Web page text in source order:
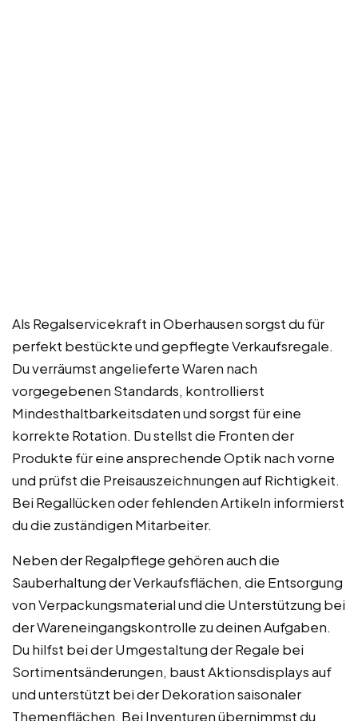
Als Regalservicekraft in Oberhausen sorgst du für
perfekt bestückte und gepflegte Verkaufsregale.
Du verräumst angelieferte Waren nach
vorgegebenen Standards, kontrollierst
Mindesthaltbarkeitsdaten und sorgst für eine
korrekte Rotation. Du stellst die Fronten der
Produkte für eine ansprechende Optik nach vorne
und prüfst die Preisauszeichnungen auf Richtigkeit.
Bei Regallücken oder fehlenden Artikeln informierst
du die zuständigen Mitarbeiter.
Neben der Regalpflege gehören auch die
Sauberhaltung der Verkaufsflächen, die Entsorgung
von Verpackungsmaterial und die Unterstützung bei
der Wareneingangskontrolle zu deinen Aufgaben.
Du hilfst bei der Umgestaltung der Regale bei
Sortimentsänderungen, baust Aktionsdisplays auf
und unterstützt bei der Dekoration saisonaler
Themenflächen. Bei Inventuren übernimmst du